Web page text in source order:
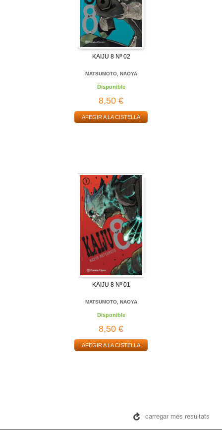
KAIJU 8 Nº 02
MATSUMOTO, NAOYA
Disponible
8,50 €
AFEGIR A LA CISTELLA
KAIJU 8 Nº 01
MATSUMOTO, NAOYA
Disponible
8,50 €
AFEGIR A LA CISTELLA
carregar més resultats